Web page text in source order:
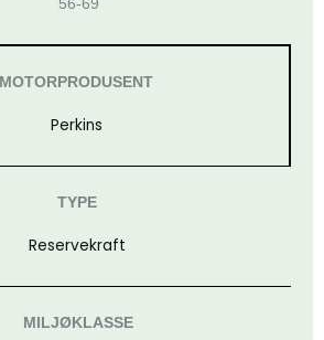
56-69
MOTORPRODUSENT
Perkins
TYPE
Reservekraft
MILJØKLASSE